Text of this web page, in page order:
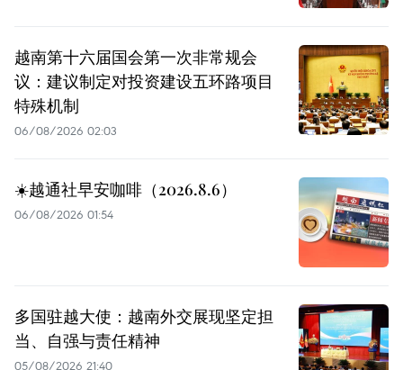
越南第十六届国会第一次非常规会
议：建议制定对投资建设五环路项目
特殊机制
06/08/2026 02:03
☀️越通社早安咖啡（2026.8.6）
06/08/2026 01:54
多国驻越大使：越南外交展现坚定担
当、自强与责任精神
05/08/2026 21:40